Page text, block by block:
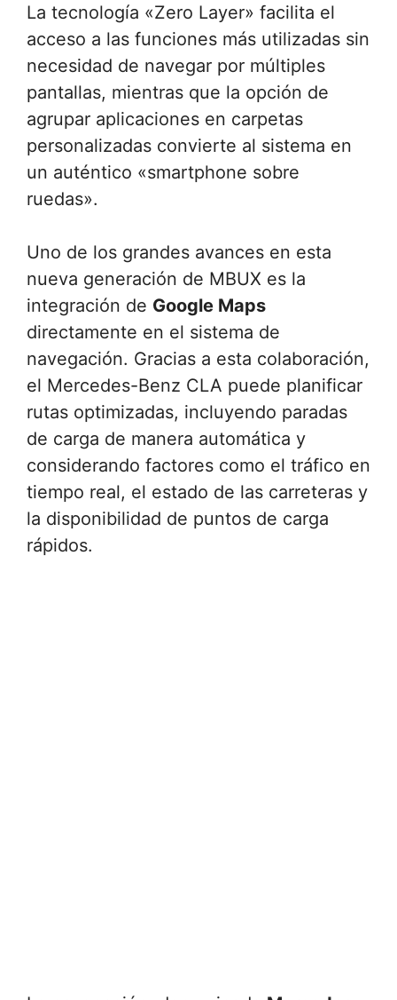
La tecnología «Zero Layer» facilita el
acceso a las funciones más utilizadas sin
necesidad de navegar por múltiples
pantallas, mientras que la opción de
agrupar aplicaciones en carpetas
personalizadas convierte al sistema en
un auténtico «smartphone sobre
ruedas».
Uno de los grandes avances en esta
nueva generación de MBUX es la
integración de Google Maps
directamente en el sistema de
navegación. Gracias a esta colaboración,
el Mercedes-Benz CLA puede planificar
rutas optimizadas, incluyendo paradas
de carga de manera automática y
considerando factores como el tráfico en
tiempo real, el estado de las carreteras y
la disponibilidad de puntos de carga
rápidos.